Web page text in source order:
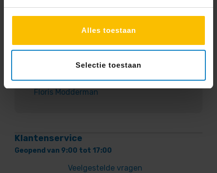
Alles toestaan
Selectie toestaan
Vriendelijk
productvragen tot aan bezorging en
installatie. Ook aftersales verliep erg
Floris Modderman
Klantenservice
Geopend van 9:00 tot 17:00
Veelgestelde vragen